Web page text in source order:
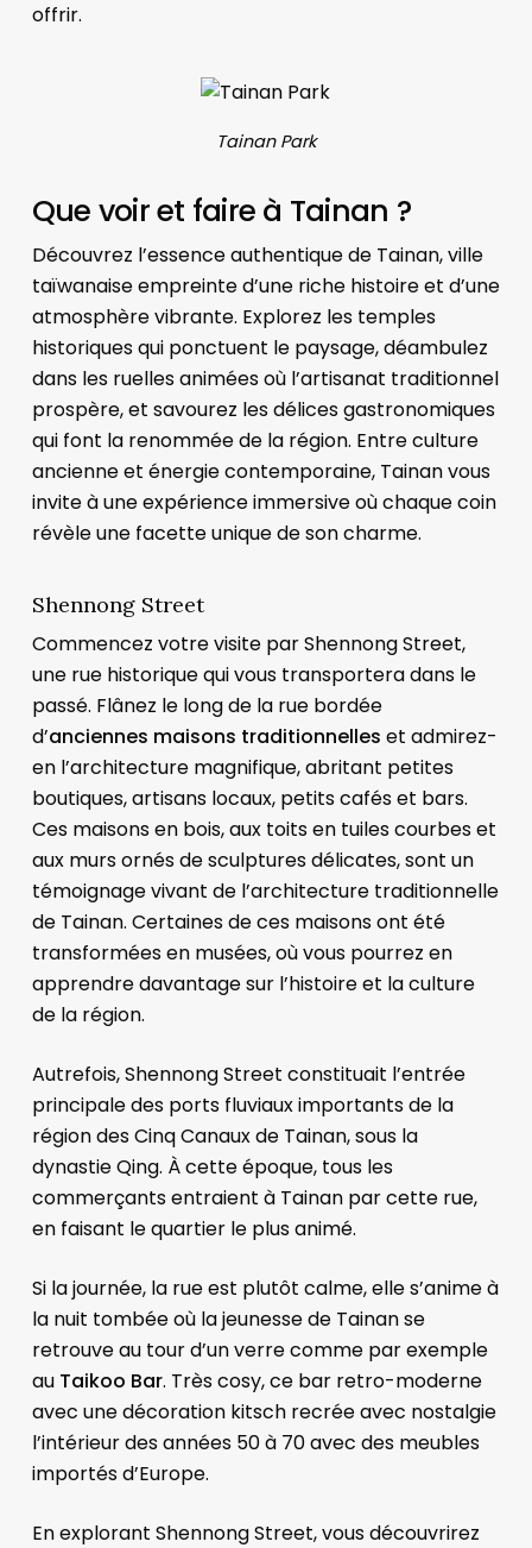
offrir.
Tainan Park
Que voir et faire à Tainan ?
Découvrez l’essence authentique de Tainan, ville
taïwanaise empreinte d’une riche histoire et d’une
atmosphère vibrante. Explorez les temples
historiques qui ponctuent le paysage, déambulez
dans les ruelles animées où l’artisanat traditionnel
prospère, et savourez les délices gastronomiques
qui font la renommée de la région. Entre culture
ancienne et énergie contemporaine, Tainan vous
invite à une expérience immersive où chaque coin
révèle une facette unique de son charme.
Shennong Street
Commencez votre visite par Shennong Street,
une rue historique qui vous transportera dans le
passé. Flânez le long de la rue bordée
d’anciennes maisons traditionnelles et admirez-
en l’architecture magnifique, abritant petites
boutiques, artisans locaux, petits cafés et bars.
Ces maisons en bois, aux toits en tuiles courbes et
aux murs ornés de sculptures délicates, sont un
témoignage vivant de l’architecture traditionnelle
de Tainan. Certaines de ces maisons ont été
transformées en musées, où vous pourrez en
apprendre davantage sur l’histoire et la culture
de la région.
Autrefois, Shennong Street constituait l’entrée
principale des ports fluviaux importants de la
région des Cinq Canaux de Tainan, sous la
dynastie Qing. À cette époque, tous les
commerçants entraient à Tainan par cette rue,
en faisant le quartier le plus animé.
Si la journée, la rue est plutôt calme, elle s’anime à
la nuit tombée où la jeunesse de Tainan se
retrouve au tour d’un verre comme par exemple
au Taikoo Bar. Très cosy, ce bar retro-moderne
avec une décoration kitsch recrée avec nostalgie
l’intérieur des années 50 à 70 avec des meubles
importés d’Europe.
En explorant Shennong Street, vous découvrirez